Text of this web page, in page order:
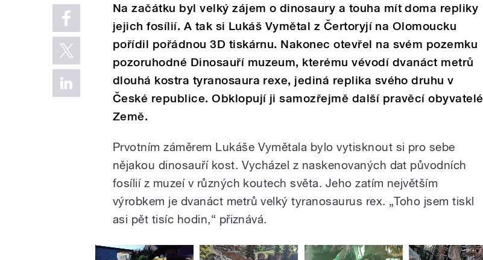
Na začátku byl velký zájem o dinosaury a touha mít doma repliky
jejich fosílií. A tak si Lukáš Vymětal z Čertoryjí na Olomoucku
pořídil pořádnou 3D tiskárnu. Nakonec otevřel na svém pozemku
pozoruhodné Dinosauří muzeum, kterému vévodí dvanáct metrů
dlouhá kostra tyranosaura rexe, jediná replika svého druhu v
České republice. Obklopují ji samozřejmě další pravěcí obyvatelé
Země.
Prvotním záměrem Lukáše Vymětala bylo vytisknout si pro sebe
nějakou dinosauří kost. Vycházel z naskenovaných dat původních
fosílií z muzeí v různých koutech světa. Jeho zatím největším
výrobkem je dvanáct metrů velký tyranosaurus rex. „Toho jsem tiskl
asi pět tisíc hodin,“ přiznává.